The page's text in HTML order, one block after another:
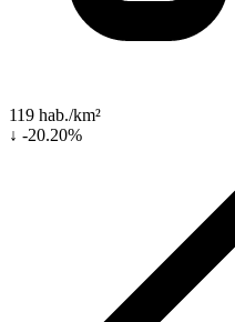
119 hab./km²
↓ -20.20%